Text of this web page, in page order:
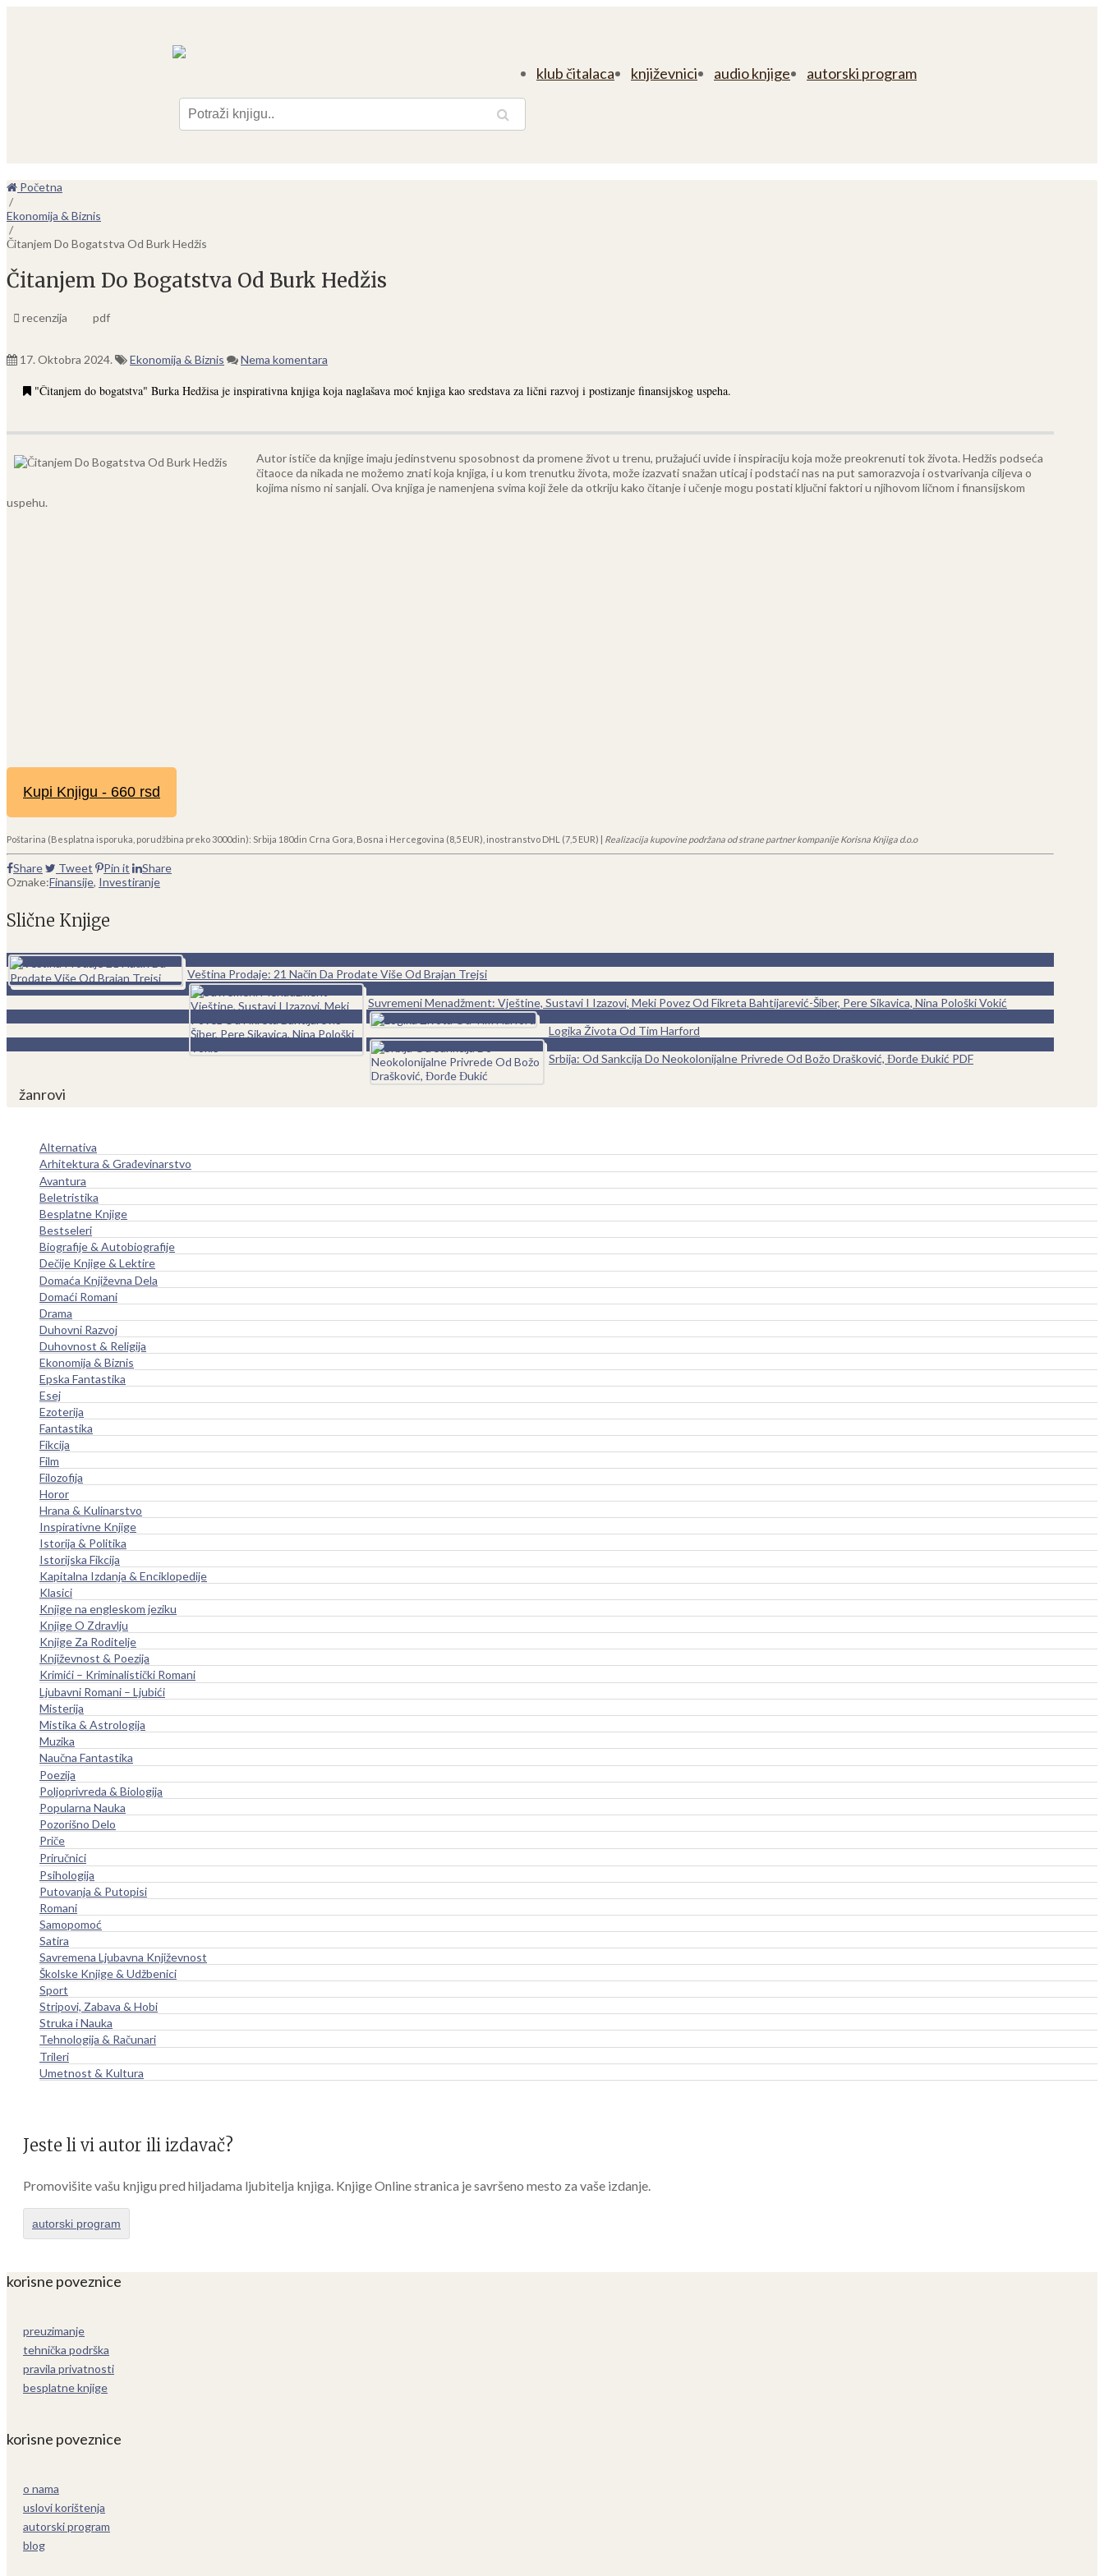
klub čitalaca književnici audio knjige autorski program
Početna
/
Ekonomija & Biznis
/
Čitanjem Do Bogatstva Od Burk Hedžis
Čitanjem Do Bogatstva Od Burk Hedžis
recenzija pdf
17. Oktobra 2024. Ekonomija & Biznis Nema komentara
"Čitanjem do bogatstva" Burka Hedžisa je inspirativna knjiga koja naglašava moć knjiga kao sredstava za lični razvoj i postizanje finansijskog uspeha.
Autor ističe da knjige imaju jedinstvenu sposobnost da promene život u trenu, pružajući uvide i inspiraciju koja može preokrenuti tok života. Hedžis podseća
čitaoce da nikada ne možemo znati koja knjiga, i u kom trenutku života, može izazvati snažan uticaj i podstaći nas na put samorazvoja i ostvarivanja ciljeva o
kojima nismo ni sanjali. Ova knjiga je namenjena svima koji žele da otkriju kako čitanje i učenje mogu postati ključni faktori u njihovom ličnom i finansijskom
uspehu.
Kupi Knjigu - 660 rsd
Poštarina (Besplatna isporuka, porudžbina preko 3000din): Srbija 180din Crna Gora, Bosna i Hercegovina (8,5 EUR), inostranstvo DHL (7,5 EUR) | Realizacija kupovine podržana od strane partner kompanije Korisna Knjiga d.o.o
Share Tweet Pin it
Share
Oznake:Finansije, Investiranje
Slične Knjige
Veština Prodaje: 21 Način Da Prodate Više Od Brajan Trejsi
Suvremeni Menadžment: Vještine, Sustavi I Izazovi, Meki Povez Od Fikreta Bahtijarević-Šiber, Pere Sikavica, Nina Pološki Vokić
Logika Života Od Tim Harford
Srbija: Od Sankcija Do Neokolonijalne Privrede Od Božo Drašković, Đorđe Đukić PDF
žanrovi
Alternativa
Arhitektura & Građevinarstvo
Avantura
Beletristika
Besplatne Knjige
Bestseleri
Biografije & Autobiografije
Dečije Knjige & Lektire
Domaća Književna Dela
Domaći Romani
Drama
Duhovni Razvoj
Duhovnost & Religija
Ekonomija & Biznis
Epska Fantastika
Esej
Ezoterija
Fantastika
Fikcija
Film
Filozofija
Horor
Hrana & Kulinarstvo
Inspirativne Knjige
Istorija & Politika
Istorijska Fikcija
Kapitalna Izdanja & Enciklopedije
Klasici
Knjige na engleskom jeziku
Knjige O Zdravlju
Knjige Za Roditelje
Književnost & Poezija
Krimići – Kriminalistički Romani
Ljubavni Romani – Ljubići
Misterija
Mistika & Astrologija
Muzika
Naučna Fantastika
Poezija
Poljoprivreda & Biologija
Popularna Nauka
Pozorišno Delo
Priče
Priručnici
Psihologija
Putovanja & Putopisi
Romani
Samopomoć
Satira
Savremena Ljubavna Književnost
Školske Knjige & Udžbenici
Sport
Stripovi, Zabava & Hobi
Struka i Nauka
Tehnologija & Računari
Trileri
Umetnost & Kultura
Jeste li vi autor ili izdavač?
Promovišite vašu knjigu pred hiljadama ljubitelja knjiga. Knjige Online stranica je savršeno mesto za vaše izdanje.
autorski program
korisne poveznice
preuzimanje
tehnička podrška
pravila privatnosti
besplatne knjige
korisne poveznice
o nama
uslovi korištenja
autorski program
blog